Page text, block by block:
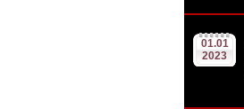
01.01
2023